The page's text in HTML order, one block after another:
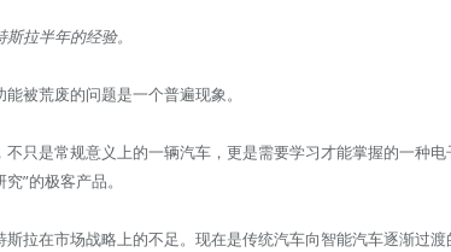
拉半年的经验。
被荒废的问题是一个普遍现象。
只是常规意义上的一辆汽车，更是需要学习才能掌握的一种
”的极客产品。
拉在市场战略上的不足。现在是传统汽车向智能汽车逐渐过